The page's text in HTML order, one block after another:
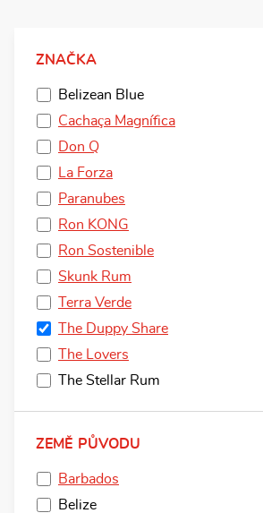
ZNAČKA
Belizean Blue
Cachaça Magnífica
Don Q
La Forza
Paranubes
Ron KONG
Ron Sostenible
Skunk Rum
Terra Verde
The Duppy Share
The Lovers
The Stellar Rum
ZEMĚ PŮVODU
Barbados
Belize